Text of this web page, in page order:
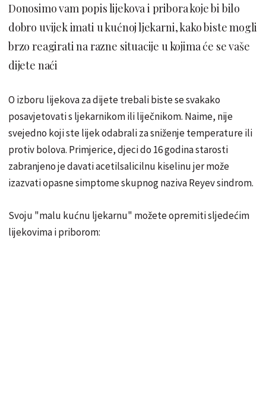
Donosimo vam popis lijekova i pribora koje bi bilo
dobro uvijek imati u kućnoj ljekarni, kako biste mogli
brzo reagirati na razne situacije u kojima će se vaše
dijete naći
O izboru lijekova za dijete trebali biste se svakako
posavjetovati s ljekarnikom ili liječnikom. Naime, nije
svejedno koji ste lijek odabrali za sniženje temperature ili
protiv bolova. Primjerice, djeci do 16 godina starosti
zabranjeno je davati acetilsalicilnu kiselinu jer može
izazvati opasne simptome skupnog naziva Reyev sindrom.
Svoju "malu kućnu ljekarnu" možete opremiti sljedećim
lijekovima i priborom: